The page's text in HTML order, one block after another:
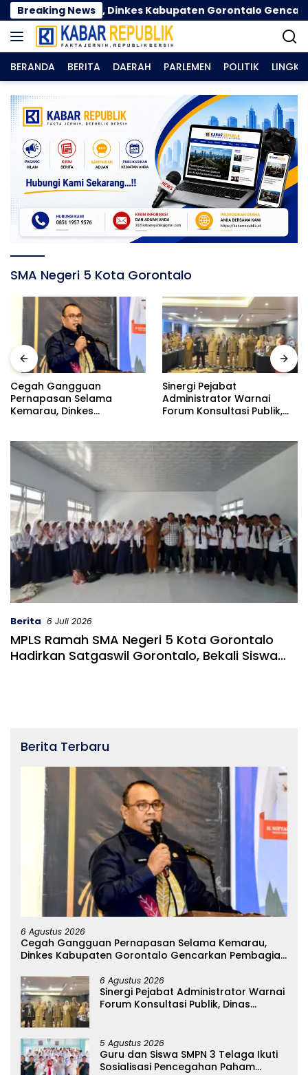
Langsung
ke
konten
Breaking News
Kemarau, Dinkes Kabupaten Gorontalo Gencarkan
BERANDA BERITA DAERAH PARLEMEN POLITIK
SMA Negeri 5 Kota Gorontalo
Cegah Gangguan
Pernapasan Selama
Kemarau, Dinkes
Masker
Sinergi Pejabat
Administrator Warnai
Forum Konsultasi Publik,
Pelayanan
Berita 6 Juli 2026
MPLS Ramah SMA Negeri 5 Kota Gorontalo
Hadirkan Satgaswil Gorontalo, Bekali Siswa
Berita Terbaru
6 Agustus 2026
Cegah Gangguan Pernapasan Selama Kemarau,
Dinkes Kabupaten Gorontalo Gencarkan Pembagian
6 Agustus 2026
Sinergi Pejabat Administrator Warnai
Forum Konsultasi Publik, Dinas
5 Agustus 2026
Guru dan Siswa SMPN 3 Telaga Ikuti
Sosialisasi Pencegahan Paham